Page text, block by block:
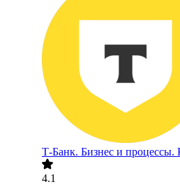
Т-Банк. Бизнес и процессы.
4.1